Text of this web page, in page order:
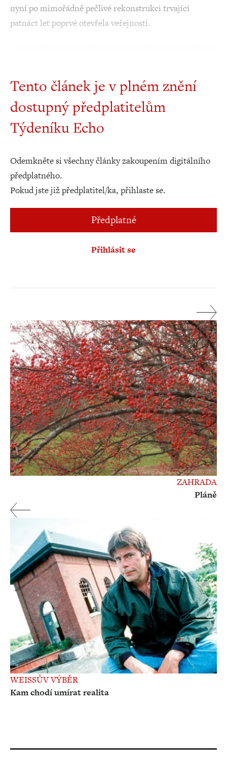
nyní po mimořádně pečlivé rekonstrukci trvající
patnáct let poprvé otevřela veřejnosti.
Tento článek je v plném znění
dostupný předplatitelům
Týdeníku Echo
Odemkněte si všechny články zakoupením digitálního
předplatného.
Pokud jste již předplatitel/ka, přihlaste se.
Předplatné
Přihlásit se
ZAHRADA
Pláně
WEISSŮV VÝBĚR
Kam chodí umírat realita